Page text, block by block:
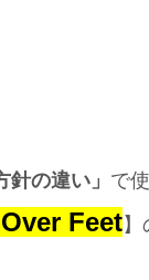
の違い」 で
Feet】